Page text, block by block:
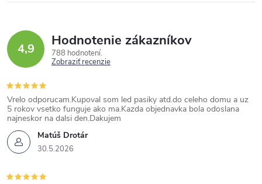
4,9 Hodnotenie zákazníkov
788 hodnotení
Zobraziť recenzie
Matúš Drotár
30.5.2026
Vrelo odporucam.Kupoval som led pasiky atd.do celeho domu a uz
5 rokov vsetko funguje ako ma.Kazda objednavka bola odoslana
najneskor na dalsi den.Dakujem